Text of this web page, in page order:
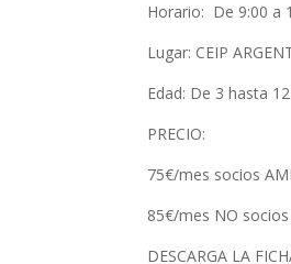
Horario: De 9:00 a
Lugar: CEIP
Edad: De 3 hasta
PRECIO:
75€/mes socios
85€/mes NO
DESCARGA LA